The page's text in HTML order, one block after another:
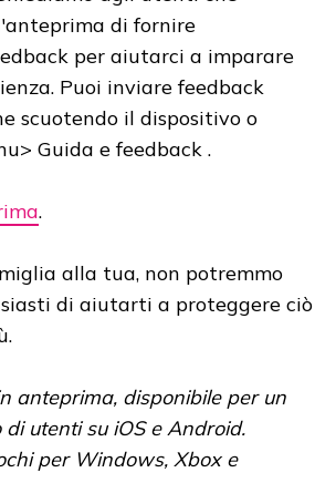
di fornire
per aiutarci a imparare
Puoi inviare feedback
scuotendo il dispositivo o
Guida e feedback .
.
alla tua, non potremmo
di aiutarti a proteggere ciò
anteprima, disponibile per un
utenti su iOS e Android.
per Windows, Xbox e